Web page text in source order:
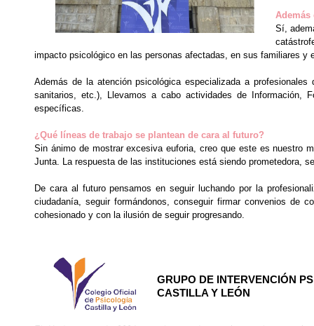
Además
Sí,
impacto psicológico en las personas afectadas, en sus familiares y
Además de la atención psicológica especializada a
sanitarios, etc.), Llevamos a cabo actividades de Información,
específicas.
¿Qué líneas de trabajo se plantean de cara al futuro?
Sin ánimo de mostrar excesiva euforia, creo que este es nuestro
Junta. La respuesta de las instituciones está siendo prometedora,
De cara al futuro pensamos en seguir luchando por la
ciudadanía, seguir formándonos, conseguir firmar convenios de
cohesionado y con la ilusión de seguir progresando.
GRUPO DE INTERVENCIÓN
CASTILLA Y LEÓN